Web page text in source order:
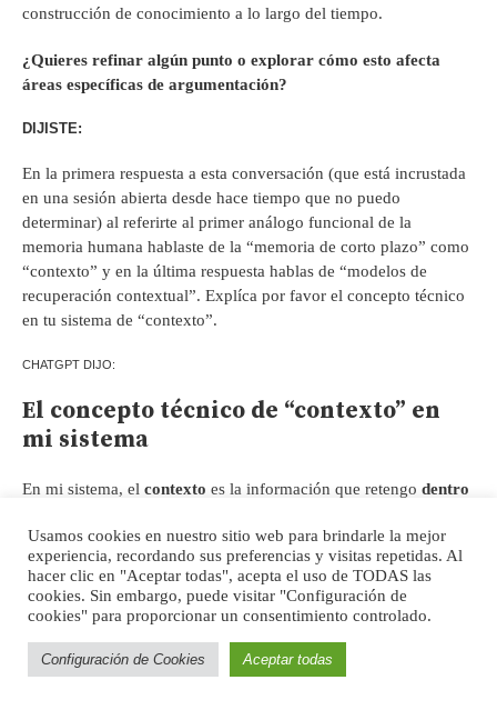
construcción de conocimiento a lo largo del tiempo.
¿Quieres refinar algún punto o explorar cómo esto afecta
áreas específicas de argumentación?
DIJISTE:
En la primera respuesta a esta conversación (que está incrustada
en una sesión abierta desde hace tiempo que no puedo
determinar) al referirte al primer análogo funcional de la
memoria humana hablaste de la “memoria de corto plazo” como
“contexto” y en la última respuesta hablas de “modelos de
recuperación contextual”. Explíca por favor el concepto técnico
en tu sistema de “contexto”.
CHATGPT DIJO:
El concepto técnico de “contexto” en
mi sistema
En mi sistema, el contexto es la información que retengo dentro
coherente a lo largo de una conversación. No es una memoria en
el sentido humano, sino una estructura funcional que opera bajo
ciertas reglas específicas.
1. ¿Qué es el contexto en términos
técnicos?
Usamos cookies en nuestro sitio web para brindarle la mejor
experiencia, recordando sus preferencias y visitas repetidas. Al
hacer clic en "Aceptar todas", acepta el uso de TODAS las
cookies. Sin embargo, puede visitar "Configuración de
cookies" para proporcionar un consentimiento controlado.
Configuración de Cookies Aceptar todas